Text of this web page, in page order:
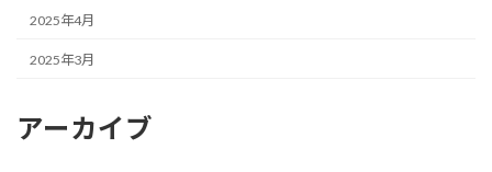
2025年4月
2025年3月
アーカイブ